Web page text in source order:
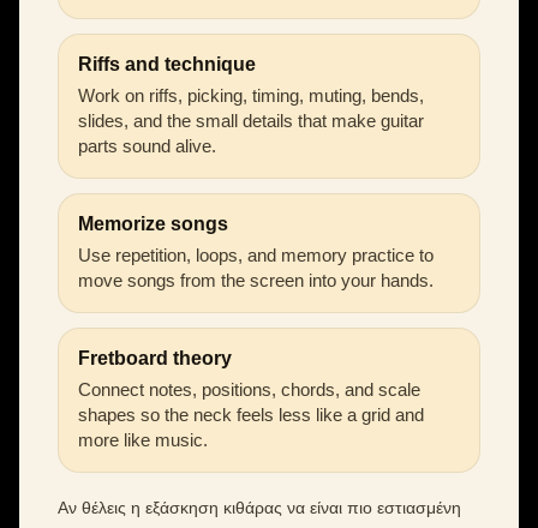
Riffs and technique
Work on riffs, picking, timing, muting, bends,
slides, and the small details that make guitar
parts sound alive.
Memorize songs
Use repetition, loops, and memory practice to
move songs from the screen into your hands.
Fretboard theory
Connect notes, positions, chords, and scale
shapes so the neck feels less like a grid and
more like music.
Αν θέλεις η εξάσκηση κιθάρας να είναι πιο εστιασμένη